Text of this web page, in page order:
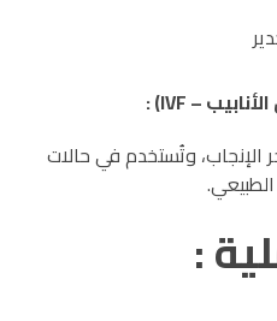
وتُستخدم في حالات
: